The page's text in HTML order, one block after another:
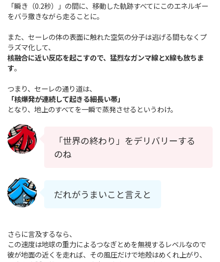
「瞬き（0.2秒）」の間に、移動した軌跡すべてにこのエネルギー
をバラ撒きながら走ることに。
また、セーレの体の表面に触れた空気の分子は逃げる間もなくプ
ラズマ化して、
核融合に近い反応を起こすので、猛烈なガンマ線とX線も放ちま
す。
つまり、セーレの通り道は、
「核爆発が連続して起きる細長い帯」
となり、地上のすべてを一瞬で蒸発させるというわけ。
「世界の終わり」をデリバリーする
のね
だれがうまいこと言えと
さらに言及するなら、
この速度は地球の重力によるつなぎとめを無視するレベルなので
彼が地面の近くを走れば、その風圧だけで地殻はめくれ上がり、